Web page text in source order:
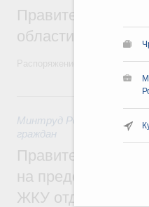
Правительство
области в рамках
Распоряжение от 3 августа
Минтруд России 31 июля
граждан
Правительство
на
ЖКУ отдельным